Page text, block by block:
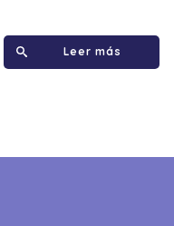
Leer más